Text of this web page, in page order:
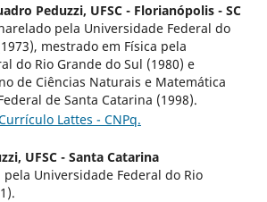
Peduzzi, UFSC - Florianópolis - SC
pela Universidade Federal do
mestrado em Física pela
do Rio Grande do Sul (1980) e
de Ciências Naturais e Matemática
de Santa Catarina (1998).
Lattes - CNPq.
UFSC - Santa Catarina
Universidade Federal do Rio